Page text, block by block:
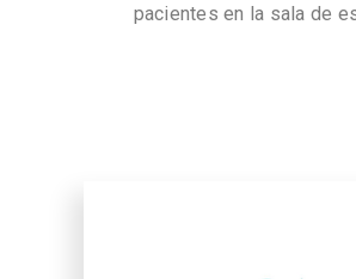
pacientes en la sala de